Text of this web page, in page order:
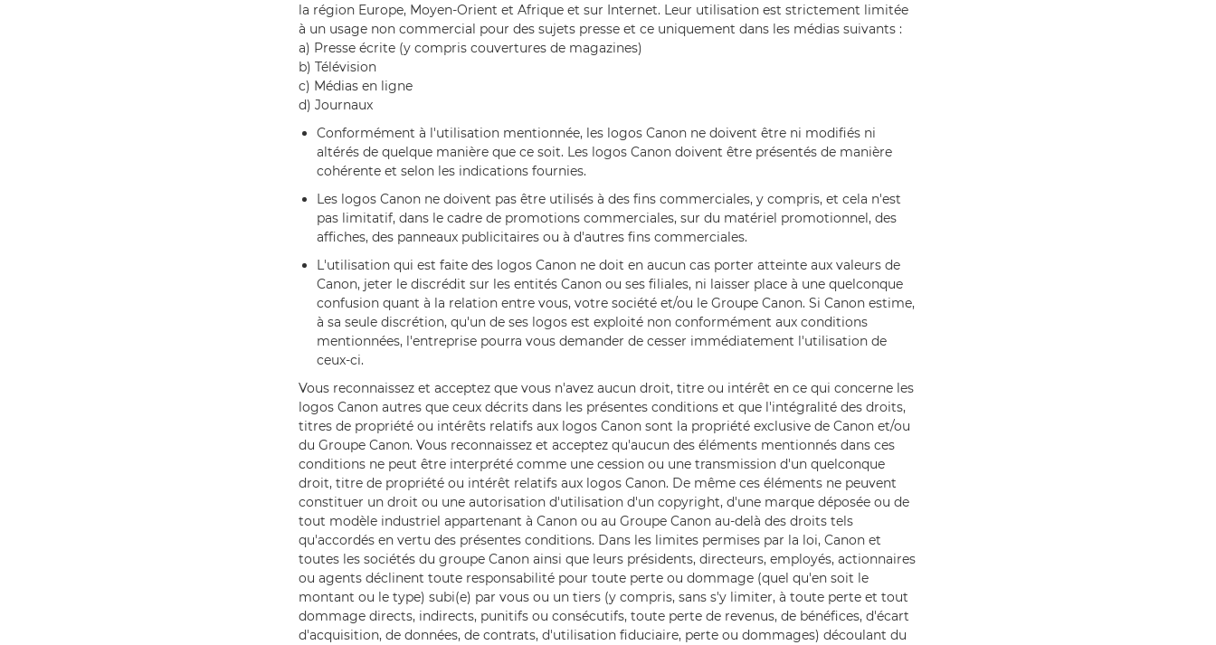
la région Europe, Moyen-Orient et Afrique et sur Internet. Leur utilisation est strictement limitée
à un usage non commercial pour des sujets presse et ce uniquement dans les médias suivants :
a) Presse écrite (y compris couvertures de magazines)
b) Télévision
c) Médias en ligne
d) Journaux
Conformément à l'utilisation mentionnée, les logos Canon ne doivent être ni modifiés ni
altérés de quelque manière que ce soit. Les logos Canon doivent être présentés de manière
cohérente et selon les indications fournies.
Les logos Canon ne doivent pas être utilisés à des fins commerciales, y compris, et cela n'est
pas limitatif, dans le cadre de promotions commerciales, sur du matériel promotionnel, des
affiches, des panneaux publicitaires ou à d'autres fins commerciales.
L'utilisation qui est faite des logos Canon ne doit en aucun cas porter atteinte aux valeurs de
Canon, jeter le discrédit sur les entités Canon ou ses filiales, ni laisser place à une quelconque
confusion quant à la relation entre vous, votre société et/ou le Groupe Canon. Si Canon estime,
à sa seule discrétion, qu'un de ses logos est exploité non conformément aux conditions
mentionnées, l'entreprise pourra vous demander de cesser immédiatement l'utilisation de
ceux-ci.
Vous reconnaissez et acceptez que vous n'avez aucun droit, titre ou intérêt en ce qui concerne les
logos Canon autres que ceux décrits dans les présentes conditions et que l'intégralité des droits,
titres de propriété ou intérêts relatifs aux logos Canon sont la propriété exclusive de Canon et/ou
du Groupe Canon. Vous reconnaissez et acceptez qu'aucun des éléments mentionnés dans ces
conditions ne peut être interprété comme une cession ou une transmission d'un quelconque
droit, titre de propriété ou intérêt relatifs aux logos Canon. De même ces éléments ne peuvent
constituer un droit ou une autorisation d'utilisation d'un copyright, d'une marque déposée ou de
tout modèle industriel appartenant à Canon ou au Groupe Canon au-delà des droits tels
qu'accordés en vertu des présentes conditions. Dans les limites permises par la loi, Canon et
toutes les sociétés du groupe Canon ainsi que leurs présidents, directeurs, employés, actionnaires
ou agents déclinent toute responsabilité pour toute perte ou dommage (quel qu'en soit le
montant ou le type) subi(e) par vous ou un tiers (y compris, sans s'y limiter, à toute perte et tout
dommage directs, indirects, punitifs ou consécutifs, toute perte de revenus, de bénéfices, d'écart
d'acquisition, de données, de contrats, d'utilisation fiduciaire, perte ou dommages) découlant du